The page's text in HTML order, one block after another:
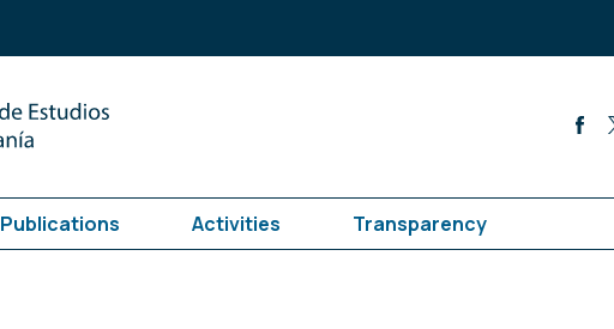
Publications Activities Transparency